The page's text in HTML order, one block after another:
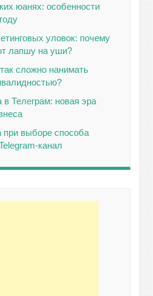
юанях: особенности
уловок: почему
лапшу на уши?
сложно нанимать
Телеграм: новая эра
выборе способа
канал